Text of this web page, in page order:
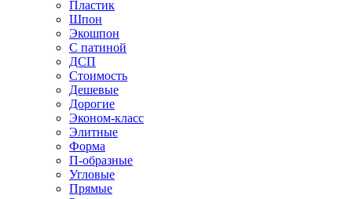
Пластик
Шпон
Экошпон
С патиной
ДСП
Стоимость
Дешевые
Дорогие
Эконом-класс
Элитные
Форма
П-образные
Угловые
Прямые